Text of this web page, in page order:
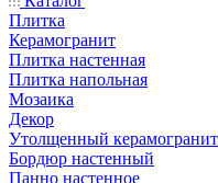
Плитка
Керамогранит
Плитка настенная
Плитка напольная
Мозаика
Декор
Утолщенный керамогранит
Бордюр настенный
Панно настенное